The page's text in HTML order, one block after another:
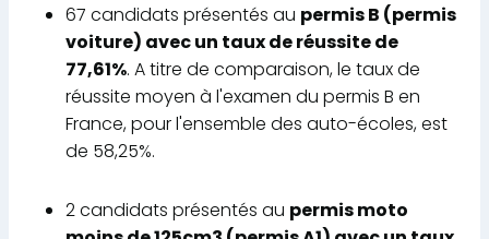
67 candidats présentés au permis B (permis
voiture) avec un taux de réussite de
77,61%. A titre de comparaison, le taux de
réussite moyen à l'examen du permis B en
France, pour l'ensemble des auto-écoles, est
de 58,25%.
2 candidats présentés au permis moto